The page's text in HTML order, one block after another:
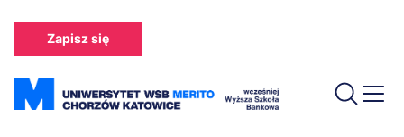
treści
Zapisz się